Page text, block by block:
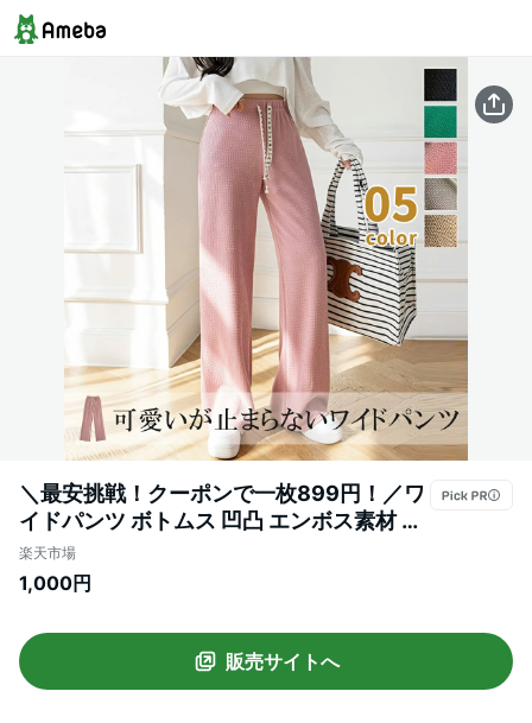
＼最安挑戦！クーポンで一枚899円！／ワ
イドパンツ ボトムス 凹凸 エンボス素材 パ
ンツ ワイド イージー ウエストゴム ゆった
り エンボス加工 リラックス ぽこぽこ ポッ
カジュアル ウェスト紐付き
楽天市場
1,000円
販売サイトへ